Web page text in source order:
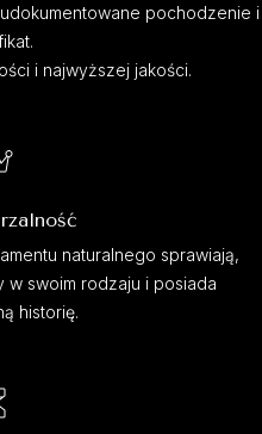
pochodzenie i
i najwyższej jakości.
naturalnego sprawiają,
w swoim rodzaju i posiada
historię.